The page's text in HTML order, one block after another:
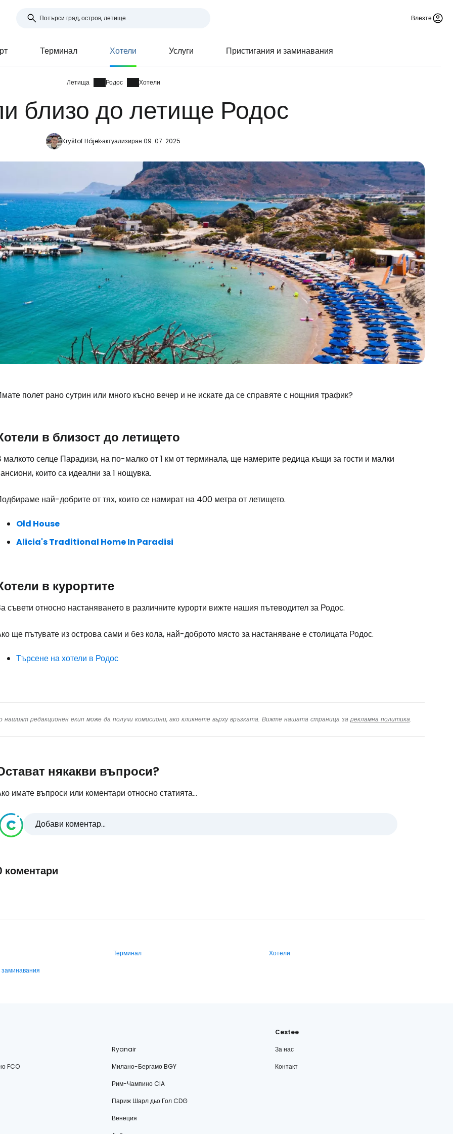
Влезте
Терминал Хотели Услуги Пристигания и заминавания
Летища Родос Хотели
близо до летище Родос
Kryštof Hájekактуализиран 09. 07. 2025
полет рано сутрин или много късно вечер и не искате да се справяте с нощния трафик?
в близост до летището
малкото селце Парадизи, на по-малко от 1 км от терминала, ще намерите редица къщи за гости и малки
които са идеални за 1 нощувка.
най-добрите от тях, които се намират на 400 метра от летището.
Old House
Alicia's Traditional Home In Paradisi
в курортите
съвети относно настаняването в различните курорти вижте нашия пътеводител за Родос.
ще пътувате из острова сами и без кола, най-доброто място за настаняване е столицата Родос.
Търсене на хотели в Родос
редакционен екип може да получи комисиони, ако кликнете върху връзката. Вижте нашата страница за рекламна политика.
някакви въпроси?
имате въпроси или коментари относно статията...
Добави коментар...
коментари
Терминал
Хотели
Ryanair
FCO
Милано-Бергамо BGY
Рим-Чампино CIA
Париж Шарл дьо Гол CDG
Венеция
Cestee
За нас
Контакт
Влезте в Cestee
... световната общност на туристите